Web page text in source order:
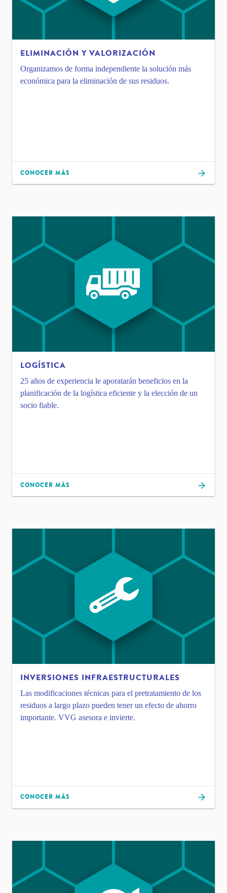
ELIMINACIÓN Y VALORIZACIÓN
Organizamos de forma independiente la solución más
económica para la eliminación de sus residuos.
CONOCER MÁS
LOGÍSTICA
25 años de experiencia le aporatarán beneficios en la
planificación de la logística eficiente y la elección de un
socio fiable.
CONOCER MÁS
INVERSIONES INFRAESTRUCTURALES
Las modificaciones técnicas para el pretratamiento de los
residuos a largo plazo pueden tener un efecto de ahorro
importante. VVG asesora e invierte.
CONOCER MÁS